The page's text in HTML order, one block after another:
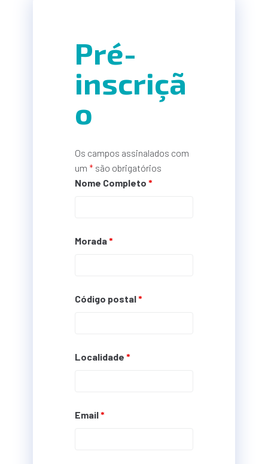
Pré-
inscriçã
o
Os campos assinalados com
um * são obrigatórios
Nome Completo *
Morada*
Código postal*
Localidade *
Email*